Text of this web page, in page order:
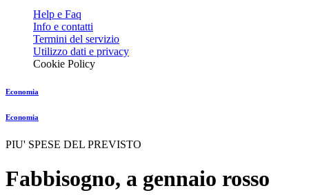
Help e Faq
Info e contatti
Termini del servizio
Utilizzo dati e privacy
Cookie Policy
Economia
Economia
PIU' SPESE DEL PREVISTO
Fabbisogno, a gennaio rosso